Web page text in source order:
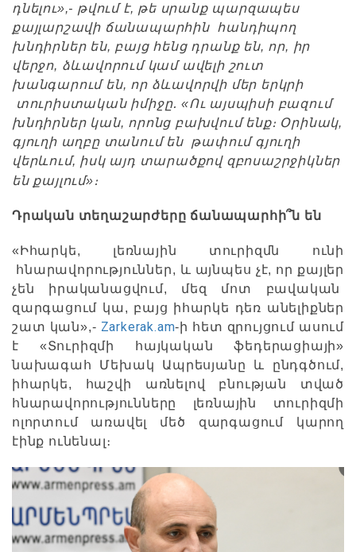
դնելու»,- թվում է, թե սրանք պարզապես
քայլարշավի ճանապարհին հանդիպող
խնդիրներ են, բայց հենց դրանք են, որ, իր
վերջո, ձևավորում կամ ավելի շուտ
խանգարում են, որ ձևավորվի մեր երկրի
տուրիստական իմիջը․ «Ու այսպիսի բազում
խնդիրներ կան, որոնց բախվում ենք։ Օրինակ,
գյուղի աղբը տանում են թափում գյուղի
վերևում, իսկ այդ տարածքով զբոսաշրջիկներ
են քայլում»։
Դրական տեղաշարժերը ճանապարհի՞ն են
«Իհարկե, լեռնային տուրիզմն ունի
հնարավորություններ, և այնպես չէ, որ քայլեր
չեն իրականացվում, մեզ մոտ բավական
զարգացում կա, բայց իհարկե դեռ անելիքներ
շատ կան»,- Zarkerak.am-ի հետ զրույցում ասում
է «Տուրիզմի հայկական ֆեդերացիայի»
նախագահ Մեխակ Ապրեսյանը և ընդգծում,
իհարկե, հաշվի առնելով բնության տված
հնարավորությունները լեռնային տուրիզմի
ոլորտում առավել մեծ զարգացում կարող
էինք ունենալ։